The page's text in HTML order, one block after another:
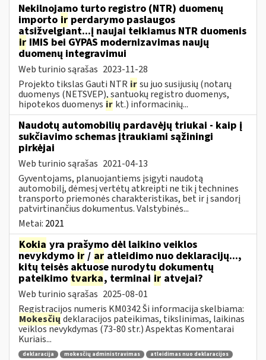
Nekilnojamo turto registro (NTR) duomenų
importo ir perdarymo paslaugos
atsižvelgiant...į naujai teikiamus NTR duomenis
ir IMIS bei GYPAS modernizavimas naujų
duomenų integravimui
Web turinio sąrašas 2023-11-28
Projekto tikslas Gauti NTR irsu juo susijusių (notarų
duomenys (NETSVEP), santuokų registro duomenys,
hipotekos duomenys ir kt.) informacinių...
Naudotų automobilių pardavėjų triukai - kaip į
sukčiavimo schemas įtraukiami sąžiningi
pirkėjai
Web turinio sąrašas 2021-04-13
Gyventojams, planuojantiems įsigyti naudotą
automobilį, dėmesį vertėtų atkreipti ne tik į technines
transporto priemonės charakteristikas, bet ir į sandorį
patvirtinančius dokumentus. Valstybinės...
Metai: 2021
Kokia yra prašymo dėl laikino veiklos
nevykdymo ir / ar atleidimo nuo deklaracijų...,
kitų teisės aktuose nurodytų dokumentų
pateikimo tvarka, terminai ir atvejai?
Web turinio sąrašas 2025-08-01
Registracijos numeris KM0342 Ši informacija skelbiama:
Mokesčių deklaracijos pateikimas, tikslinimas, laikinas
veiklos nevykdymas (73-80 str.) Aspektas Komentarai
Kuriais...
deklaracija mokesčių administravimas
atleidimas nuo deklaracijos